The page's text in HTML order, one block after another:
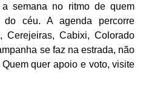
semana no ritmo de quem
céu. A agenda percorre
Cerejeiras, Cabixi, Colorado
se faz na estrada, não
quer apoio e voto, visite